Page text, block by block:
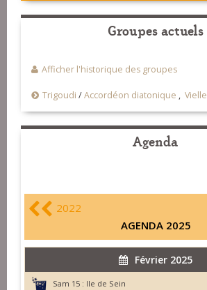
Groupes actuels
Afficher l'historique des groupes
Trigoudi /Accordéon diatonique , Vielle
Agenda
2022
AGENDA 2025
Février 2025
Sam 15 : Ile de Sein